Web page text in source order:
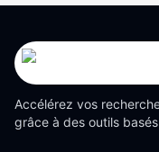
Accélérez vos
grâce à des outils